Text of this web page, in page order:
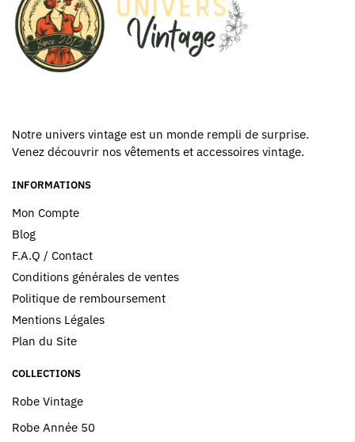
Notre univers vintage est un monde rempli de surprise.
Venez découvrir nos vêtements et accessoires vintage.
INFORMATIONS
Mon Compte
Blog
F.A.Q / Contact
Conditions générales de ventes
Politique de remboursement
Mentions Légales
Plan du Site
COLLECTIONS
Robe Vintage
Robe Année 50